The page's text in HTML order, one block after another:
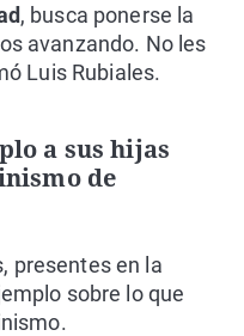
, busca ponerse la
avanzando. No les
Luis Rubiales.
a sus hijas
de
presentes en la
sobre lo que